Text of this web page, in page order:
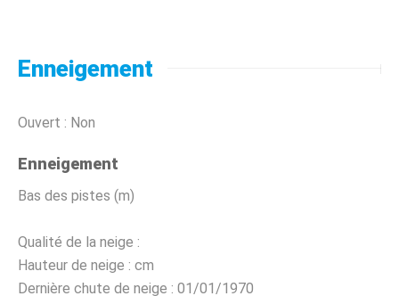
Enneigement
Ouvert : Non
Enneigement
Bas des pistes (m)
Qualité de la neige :
Hauteur de neige : cm
Dernière chute de neige : 01/01/1970